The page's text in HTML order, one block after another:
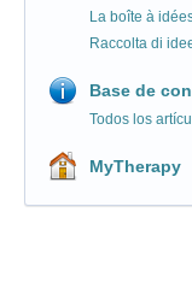
La boîte à
Raccolta di
Base de
Todos los
MyTherapy